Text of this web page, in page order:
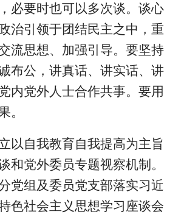
必要时也可以多次谈。谈心
治引领于团结民主之中，重
流思想、加强引导。要坚持
布公，讲真话、讲实话、讲
内党外人士合作共事。要用
。
以自我教育自我提高为主旨
和党外委员专题视察机制。
党组及委员党支部落实习近
色社会主义思想学习座谈会